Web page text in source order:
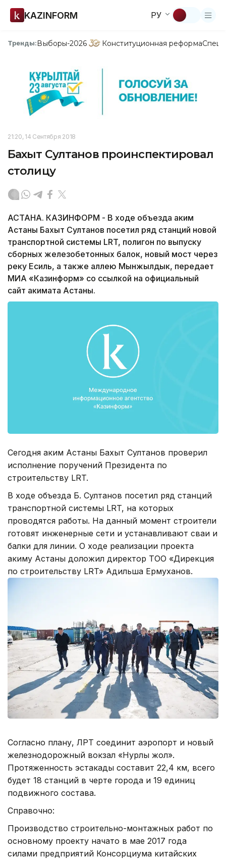
KAZINFORM РУ
Тренды:Выборы-2026 Конституционная реформа
21:20, 14 Сентября 2018
Бахыт Султанов проинспектировал
столицу
АСТАНА. КАЗИНФОРМ - В ходе объезда аким
Астаны Бахыт Султанов посетил ряд станций новой
транспортной системы LRT, полигон по выпуску
сборных железобетонных балок, новый мост через
реку Есиль, а также аллею Мынжылдык, передает
МИА «Казинформ» со ссылкой на официальный
сайт акимата Астаны.
Сегодня аким Астаны Бахыт Султанов проверил
исполнение поручений Президента по
строительству LRT.
В ходе объезда Б. Султанов посетил ряд станций
транспортной системы LRT, на которых
проводятся работы. На данный момент строители
готовят инженерные сети и устанавливают сваи и
балки для линии. О ходе реализации проекта
акиму Астаны доложил директор ТОО «Дирекция
по строительству LRT» Адильша Ермуханов.
Согласно плану, ЛРТ соединит аэропорт и новый
железнодорожный вокзал «Нурлы жол».
Протяженность эстакады составит 22,4 км, всего
будет 18 станций в черте города и 19 единиц
подвижного состава.
Справочно:
Производство строительно-монтажных работ по
основному проекту начато в мае 2017 года
силами предприятий Консорциума китайских